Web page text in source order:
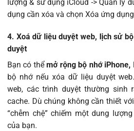
lượng & sử dụng iCloud -> Quản lý
dụng cần xóa và chọn Xóa ứng
4. Xoá dữ liệu duyệt web, lịch sử
duyệt
Bạn có thểmở rộng bộ nhớ iPhone,
bộ nhớ nếu xóa dữ liệu duyệt
web, các trình duyệt thường sinh
cache. Dù chúng không cần thiết
“chễm chệ” chiếm một dung
của bạn.